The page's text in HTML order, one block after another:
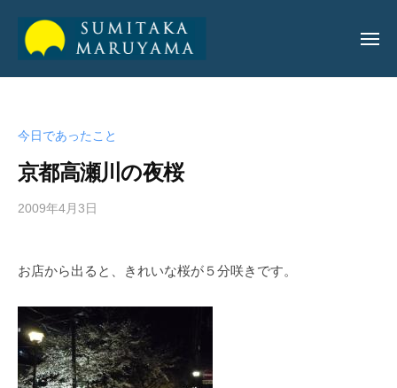
丸
孝
サ
ト
丸
純
孝
公
イ
今日であったこと
京都高瀬川の夜桜
2009年4月3日
d
n
_
m
お店から出ると、きれいな桜が５分咲きです。
山
公
サ
ト